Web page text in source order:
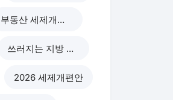
부동산 세제개편 후폭풍
쓰러지는 지방 부동산
2026 세제개편안